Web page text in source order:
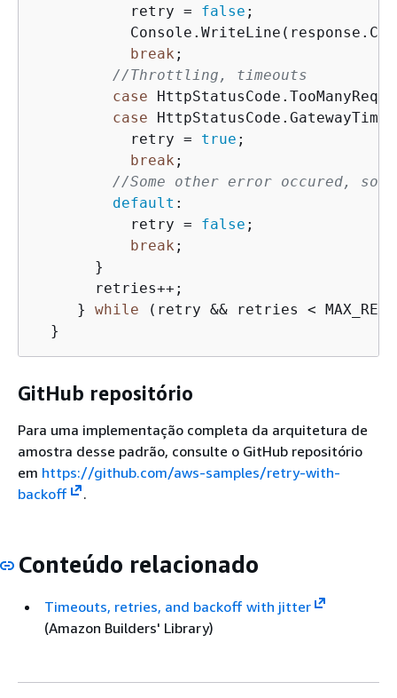
           retry =
false ;
break ;
//Throttling, timeouts
case
case
           retry =
true ;
break ;
//Some other error occured, so
default :
           retry =
false ;
break ;
       }
       retries++;
     }
while (retry && retries <
  }
GitHub repositório
Para uma implementação completa da arquitetura de
amostra desse padrão, consulte o GitHub repositório
em https://github.com/aws-samples/retry-with-
backoff
.
Conteúdo relacionado
Timeouts, retries, and backoff with jitter
(Amazon Builders' Library)